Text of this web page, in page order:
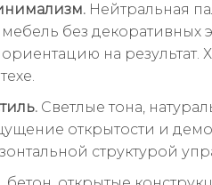
Нейтральная
без декоративных
на результат.
Светлые тона,
открытости и
структурой